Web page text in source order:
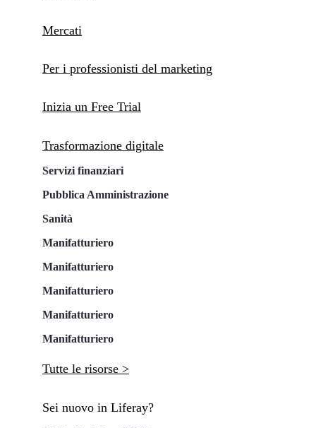
Mercati
Per i professionisti del marketing
Inizia un Free Trial
Trasformazione digitale
Servizi finanziari
Pubblica Amministrazione
Sanità
Manifatturiero
Manifatturiero
Manifatturiero
Manifatturiero
Manifatturiero
Tutte le risorse >
Sei nuovo in Liferay?